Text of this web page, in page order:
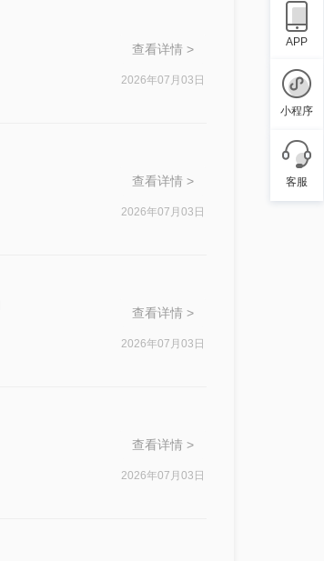
查看详情 >
2026年07月03日
查看详情 >
2026年07月03日
查看详情 >
2026年07月03日
查看详情 >
2026年07月03日
APP
小程序
客服